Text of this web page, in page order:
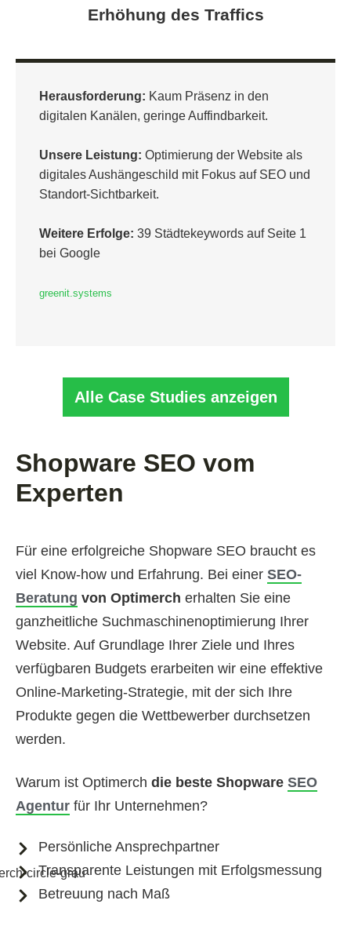
Erhöhung des Traffics
Herausforderung: Kaum Präsenz in den
digitalen Kanälen, geringe Auffindbarkeit.
Unsere Leistung: Optimierung der Website als
digitales Aushängeschild mit Fokus auf SEO und
Standort-Sichtbarkeit.
Weitere Erfolge: 39 Städtekeywords auf Seite 1
bei Google
greenit.systems
Alle Case Studies anzeigen
Shopware SEO vom
Experten
Für eine erfolgreiche Shopware SEO braucht es
viel Know-how und Erfahrung. Bei einer SEO-
Beratung von Optimerch erhalten Sie eine
ganzheitliche Suchmaschinenoptimierung Ihrer
Website. Auf Grundlage Ihrer Ziele und Ihres
verfügbaren Budgets erarbeiten wir eine effektive
Online-Marketing-Strategie, mit der sich Ihre
Produkte gegen die Wettbewerber durchsetzen
werden.
Warum ist Optimerch die beste Shopware SEO
Agentur für Ihr Unternehmen?
Persönliche Ansprechpartner
Transparente Leistungen mit Erfolgsmessung
Betreuung nach Maß